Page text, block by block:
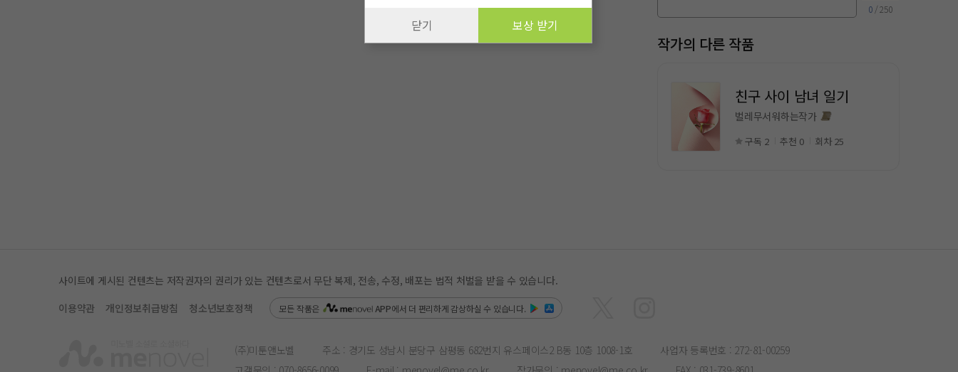
0 / 250
작가의 다른 작품
친구 사이 남녀 일기
벌레무서워하는작가
구독 2 추천 0 회차 25
닫기 보상 받기
사이트에 게시된 컨텐츠는 저작권자의 권리가 있는 컨텐츠로서 무단 복제, 전송, 수정, 배포는 법적 처벌을 받을 수 있습니다.
이용약관
개인정보취급방침 청소년보호정책 모든 작품은 APP에서 더 편리하게 감상하실 수 있습니다.
(주)미툰앤노벨 주소 : 경기도 성남시 분당구 삼평동 682번지 유스페이스2 B동 10층 1008-1호
사업자 등록번호 : 272-81-00259